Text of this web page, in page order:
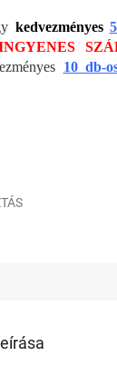
kedvezményes
10 db-